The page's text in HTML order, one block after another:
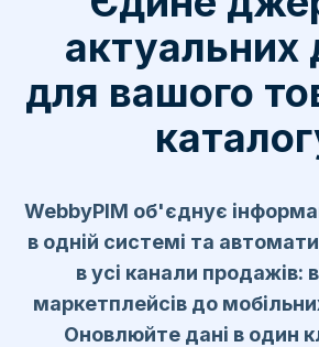
актуальних
для вашого
WebbyPIM об'єднує
в одній системі та
в усі канали продажів:
маркетплейсів до
Оновлюйте дані в один